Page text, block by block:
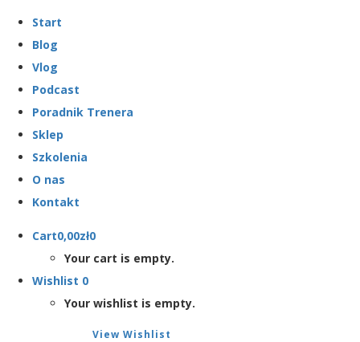
Start
Blog
Vlog
Podcast
Poradnik Trenera
Sklep
Szkolenia
O nas
Kontakt
Cart0,00zł0
Your cart is empty.
Wishlist 0
Your wishlist is empty.
View Wishlist